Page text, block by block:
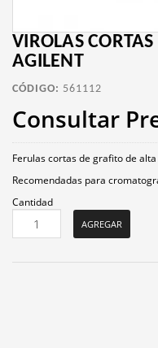
VIROLAS
AGILENT
CÓDIGO: 561112
Consultar
Ferulas cortas de grafito de
Recomendadas para
Cantidad